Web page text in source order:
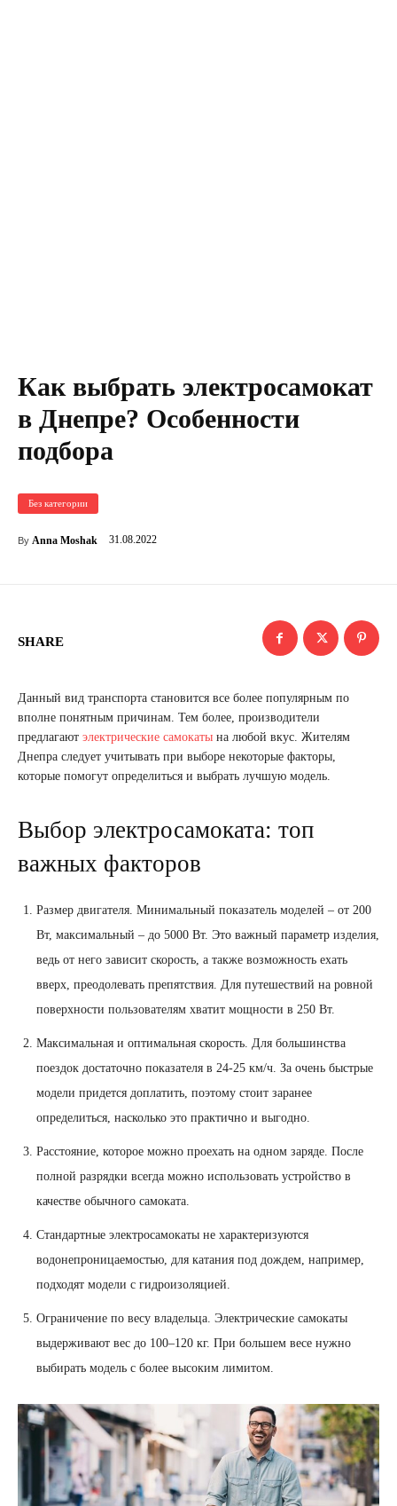
Как выбрать электросамокат
в Днепре? Особенности
подбора
Без категории
By Anna Moshak 31.08.2022
SHARE
Данный вид транспорта становится все более популярным по
вполне понятным причинам. Тем более, производители
предлагают электрические самокаты на любой вкус. Жителям
Днепра следует учитывать при выборе некоторые факторы,
которые помогут определиться и выбрать лучшую модель.
Выбор электросамоката: топ
важных факторов
Размер двигателя. Минимальный показатель моделей – от 200
Вт, максимальный – до 5000 Вт. Это важный параметр изделия,
ведь от него зависит скорость, а также возможность ехать
вверх, преодолевать препятствия. Для путешествий на ровной
поверхности пользователям хватит мощности в 250 Вт.
Максимальная и оптимальная скорость. Для большинства
поездок достаточно показателя в 24-25 км/ч. За очень быстрые
модели придется доплатить, поэтому стоит заранее
определиться, насколько это практично и выгодно.
Расстояние, которое можно проехать на одном заряде. После
полной разрядки всегда можно использовать устройство в
качестве обычного самоката.
Стандартные электросамокаты не характеризуются
водонепроницаемостью, для катания под дождем, например,
подходят модели с гидроизоляцией.
Ограничение по весу владельца. Электрические самокаты
выдерживают вес до 100–120 кг. При большем весе нужно
выбирать модель с более высоким лимитом.